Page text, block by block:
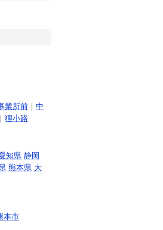
業所前 ｜ 中
｜ 狸小路
知県 静岡
熊本県 大
本市